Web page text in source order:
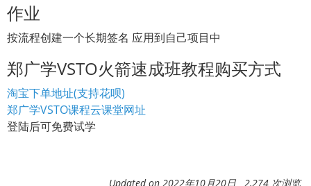
作业
按流程创建一个长期签名 应用到自己项目中
郑广学VSTO火箭速成班教程购买方式
淘宝下单地址(支持花呗)
郑广学VSTO课程云课堂网址
登陆后可免费试学
Updated on 2022年10月20日 2,274 次浏览